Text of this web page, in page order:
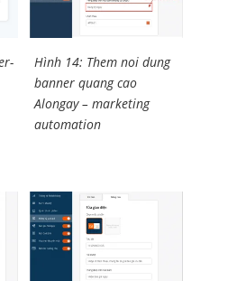
Hình 14: Them noi dung
banner quang cao
Alongay – marketing
automation